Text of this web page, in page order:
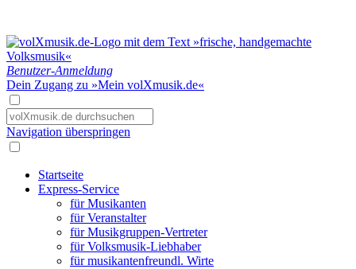
Benutzer-Anmeldung
Dein Zugang zu »Mein volXmusik.de«
Navigation überspringen
Startseite
Express-Service
für Musikanten
für Veranstalter
für Musikgruppen-Vertreter
für Volksmusik-Liebhaber
für musikantenfreundl. Wirte